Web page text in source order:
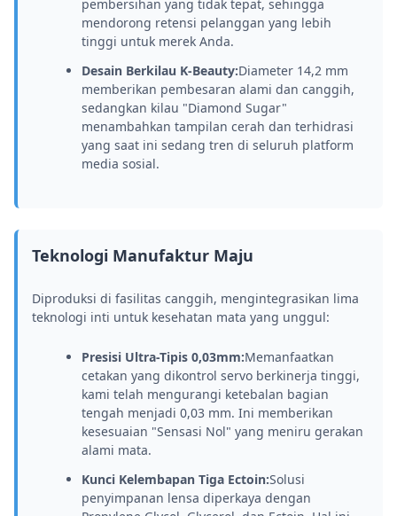
pembersihan yang tidak tepat, sehingga
mendorong retensi pelanggan yang lebih
tinggi untuk merek Anda.
Desain Berkilau K-Beauty:Diameter 14,2 mm
memberikan pembesaran alami dan canggih,
sedangkan kilau "Diamond Sugar"
menambahkan tampilan cerah dan terhidrasi
yang saat ini sedang tren di seluruh platform
media sosial.
Teknologi Manufaktur Maju
Diproduksi di fasilitas canggih, mengintegrasikan lima
teknologi inti untuk kesehatan mata yang unggul:
Presisi Ultra-Tipis 0,03mm:Memanfaatkan
cetakan yang dikontrol servo berkinerja tinggi,
kami telah mengurangi ketebalan bagian
tengah menjadi 0,03 mm. Ini memberikan
kesesuaian "Sensasi Nol" yang meniru gerakan
alami mata.
Kunci Kelembapan Tiga Ectoin:Solusi
penyimpanan lensa diperkaya dengan